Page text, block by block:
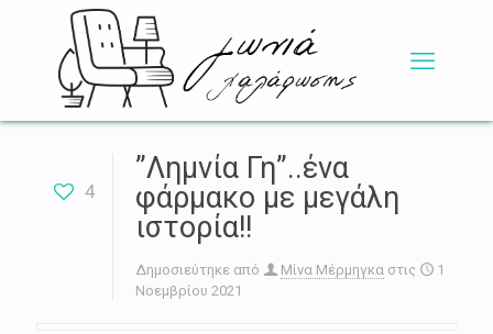
4
”Λημνία Γη”..ένα
φάρμακο με μεγάλη
ιστορία!!
Δημοσιεύτηκε από Μίνα Μέρμηγκα στις
1
Νοεμβρίου 2021